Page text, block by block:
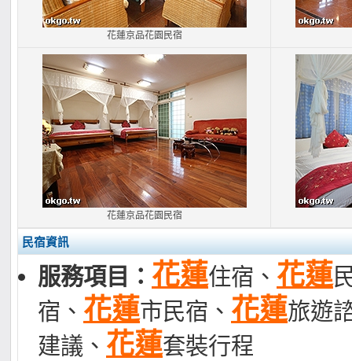
花蓮京品花園民宿
花蓮京品花園民宿
民宿資訊
服務項目： 花蓮住宿、 花蓮
宿、 花蓮市民宿、 花蓮旅遊
建議、 花蓮套裝行程